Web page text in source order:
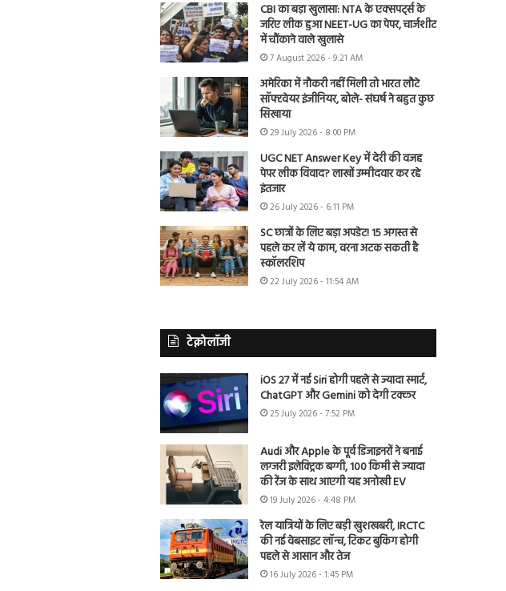
CBI का बड़ा खुलासा: NTA के एक्सपर्ट्स के
जरिए लीक हुआ NEET-UG का पेपर, चार्जशीट
में चौंकाने वाले खुलासे
7 August 2026 - 9:21 AM
अमेरिका में नौकरी नहीं मिली तो भारत लौटे
सॉफ्टवेयर इंजीनियर, बोले- संघर्ष ने बहुत कुछ
सिखाया
29 July 2026 - 8:00 PM
UGC NET Answer Key में देरी की वजह
पेपर लीक विवाद? लाखों उम्मीदवार कर रहे
इंतजार
26 July 2026 - 6:11 PM
SC छात्रों के लिए बड़ा अपडेट! 15 अगस्त से
पहले कर लें ये काम, वरना अटक सकती है
स्कॉलरशिप
22 July 2026 - 11:54 AM
टेक्नोलॉजी
iOS 27 में नई Siri होगी पहले से ज्यादा स्मार्ट,
ChatGPT और Gemini को देगी टक्कर
25 July 2026 - 7:52 PM
Audi और Apple के पूर्व डिजाइनरों ने बनाई
लग्जरी इलेक्ट्रिक बग्गी, 100 किमी से ज्यादा
की रेंज के साथ आएगी यह अनोखी EV
19 July 2026 - 4:48 PM
रेल यात्रियों के लिए बड़ी खुशखबरी, IRCTC
की नई वेबसाइट लॉन्च, टिकट बुकिंग होगी
पहले से आसान और तेज
16 July 2026 - 1:45 PM